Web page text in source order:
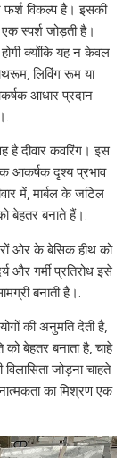
फर्श विकल्प है। इसकी
स्पर्श जोड़ती है।
क्योंकि यह न केवल
लिविंग रूम या
आधार प्रदान
है दीवार कवरिंग। इस
आकर्षक दृश्य प्रभाव
में, मार्बल के जटिल
बेहतर बनाते हैं।.
ओर के बेसिक हीथ को
और गर्मी प्रतिरोध इसे
बनाती है।.
की अनुमति देती है,
बेहतर बनाता है, चाहे
जोड़ना चाहते
का मिश्रण एक